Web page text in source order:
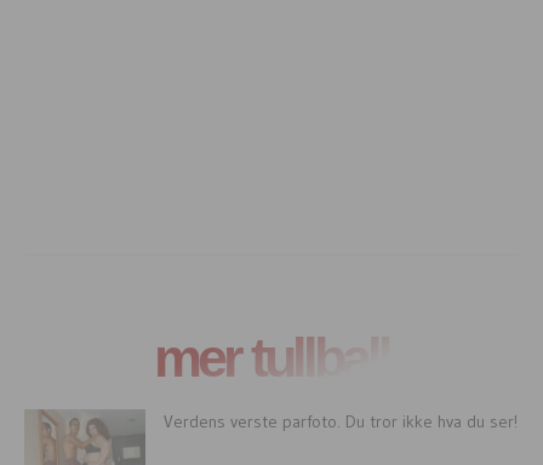
mer tullball
Verdens verste parfoto. Du tror ikke hva du ser!